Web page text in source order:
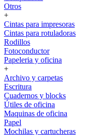
Otros
+
Cintas para impresoras
Cintas para rotuladoras
Rodillos
Fotoconductor
Papeleria y oficina
+
Archivo y carpetas
Escritura
Cuadernos y blocks
Útiles de oficina
Maquinas de oficina
Papel
Mochilas y cartucheras